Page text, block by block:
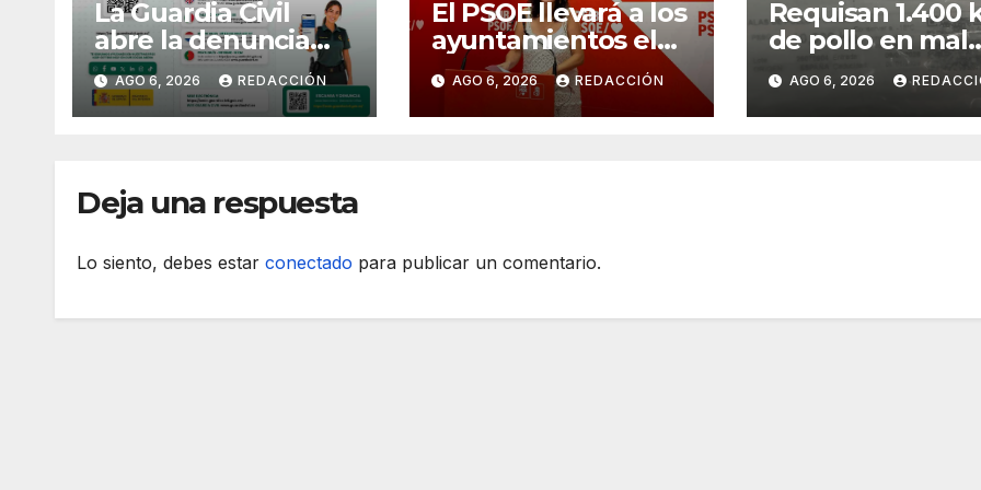
La Guardia Civil
abre la denuncia
telemática a los
ciudadanos
europeos
AGO 6, 2026 REDACCIÓN
El PSOE llevará a los
ayuntamientos el
cambio de modelo
turístico y de
vivienda
AGO 6, 2026 REDACCIÓN
Requisan 1.400
de pollo en mal
estado al
transportarse
refrigerar
AGO 6, 2026
Deja una respuesta
Lo siento, debes estar conectado para publicar un comentario.